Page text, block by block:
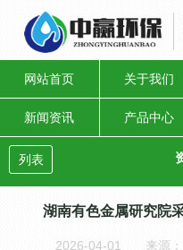
网站首页 关于我们
新闻资讯 产品中心
列表
湖南有色金属研究院
2026-04-01 来源